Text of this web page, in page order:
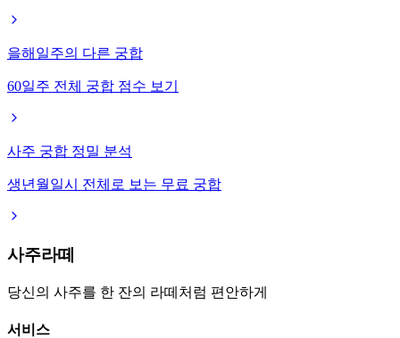
을해일주의 다른 궁합
60일주 전체 궁합 점수 보기
사주 궁합 정밀 분석
생년월일시 전체로 보는 무료 궁합
사주라떼
당신의 사주를 한 잔의 라떼처럼 편안하게
서비스